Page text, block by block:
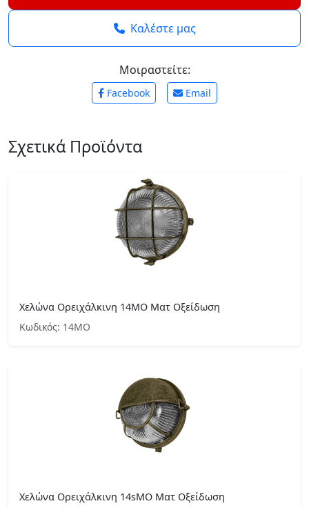
Καλέστε μας
Μοιραστείτε:
Facebook Email
Σχετικά Προϊόντα
Χελώνα Ορειχάλκινη 14ΜΟ Ματ Οξείδωση
Κωδικός: 14ΜΟ
Χελώνα Ορειχάλκινη 14sMO Ματ Οξείδωση